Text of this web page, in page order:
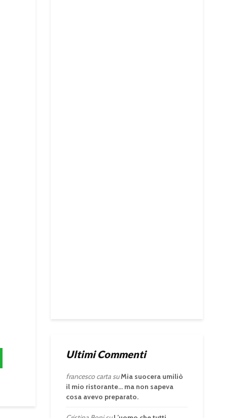
Ultimi Commenti
francesco cartasuMia suocera umiliò
il mio ristorante… ma non sapeva
cosa avevo preparato.